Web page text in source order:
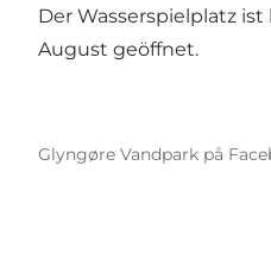
Der Wasserspielplatz
August geöffnet.
Glyngøre Vandpark på